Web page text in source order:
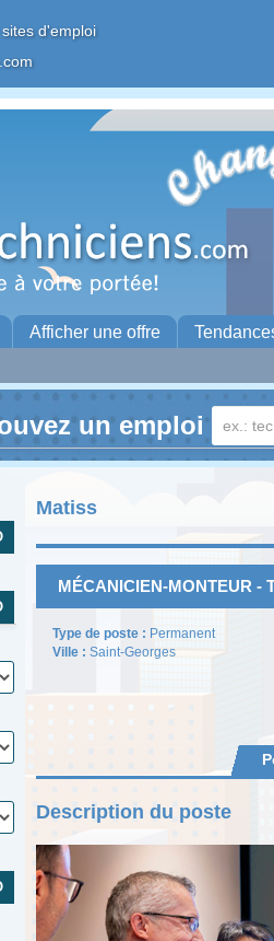
d'emploi
.com
Afficher une offre
un emploi
Matiss
MÉCANICIEN-MONTEUR -
Type de poste : Permanent
Ville : Saint-Georges
Description du poste